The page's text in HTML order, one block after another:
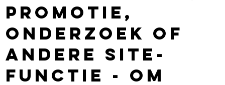
promotie,
onderzoek of
andere site-
functie - Om